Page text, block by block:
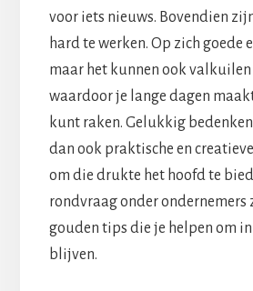
voor iets nieuws. Bovendien
hard te werken. Op zich goede
maar het kunnen ook
waardoor je lange dagen
kunt raken. Gelukkig
dan ook praktische en
om die drukte het hoofd te
rondvraag onder ondernemers
gouden tips die je helpen om
blijven.